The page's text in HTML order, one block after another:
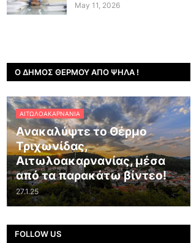
May 11, 2026
Ο ΔΉΜΟΣ ΘΈΡΜΟΥ ΑΠΌ ΨΗΛΆ !
ΑΙΤΩΛΟΑΚΑΡΝΑΝΊΑ
Ανακαλύψτε το Θέρμο
Τριχωνίδας,
Αιτωλοακαρνανίας, μέσα
από τα παρακάτω βίντεο!
27.1.25
FOLLOW US